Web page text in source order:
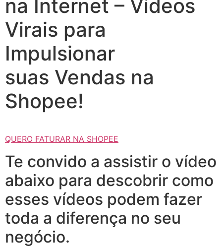
na Internet – Vídeos
Virais para
Impulsionar
suas Vendas na
Shopee!
QUERO FATURAR NA SHOPEE
Te convido a assistir o vídeo
abaixo para descobrir como
esses vídeos podem fazer
toda a diferença no seu
negócio.